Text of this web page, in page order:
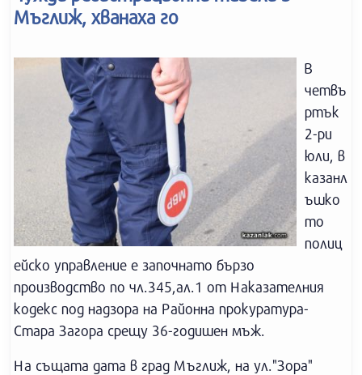
Мъглиж, хванаха го
В
четвъ
ртък
2-ри
юли, в
казанл
ъшко
то
полиц
ейско управление е започнато бързо
производство по чл.345,ал.1 от Наказателния
кодекс под надзора на Районна прокуратура-
Стара Загора срещу 36-годишен мъж.
На същата дата в град Мъглиж, на ул."Зора"